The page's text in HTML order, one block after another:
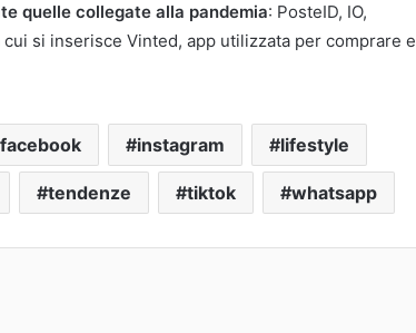
quelle collegate alla pandemia: PosteID, IO,
cui si inserisce Vinted, app utilizzata per comprare e
facebook instagram lifestyle
tendenze tiktok whatsapp